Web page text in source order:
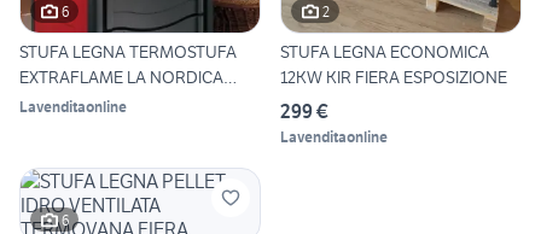
6
STUFA LEGNA TERMOSTUFA
EXTRAFLAME LA NORDICA
FIERA
Lavenditaonline
2
STUFA LEGNA ECONOMICA
12KW KIR FIERA ESPOSIZIONE
299 €
Lavenditaonline
6